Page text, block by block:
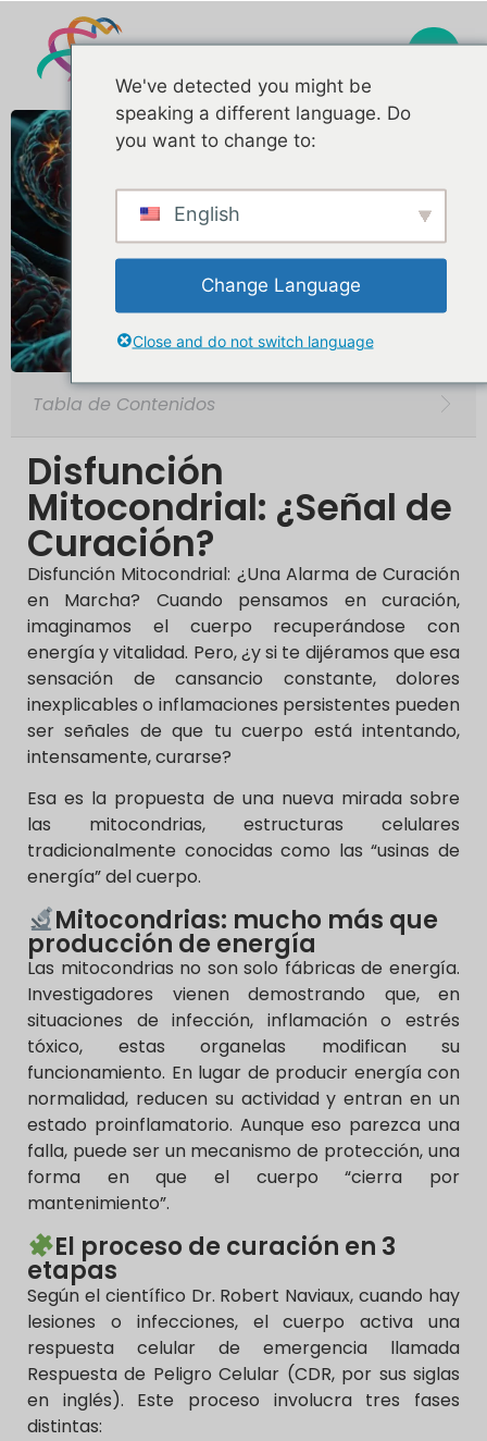
Tabla de Contenidos
Disfunción
Mitocondrial: ¿Señal de
Curación?
Disfunción Mitocondrial: ¿Una Alarma de Curación
en Marcha? Cuando pensamos en curación,
imaginamos el cuerpo recuperándose con
energía y vitalidad. Pero, ¿y si te dijéramos que esa
sensación de cansancio constante, dolores
inexplicables o inflamaciones persistentes pueden
ser señales de que tu cuerpo está intentando,
intensamente, curarse?
Esa es la propuesta de una nueva mirada sobre
las mitocondrias, estructuras celulares
tradicionalmente conocidas como las “usinas de
energía” del cuerpo.
Mitocondrias: mucho más que
producción de energía
Las mitocondrias no son solo fábricas de energía.
Investigadores vienen demostrando que, en
situaciones de infección, inflamación o estrés
tóxico, estas organelas modifican su
funcionamiento. En lugar de producir energía con
normalidad, reducen su actividad y entran en un
estado proinflamatorio. Aunque eso parezca una
falla, puede ser un mecanismo de protección, una
forma en que el cuerpo “cierra por
mantenimiento”.
El proceso de curación en 3
etapas
Según el científico Dr. Robert Naviaux, cuando hay
lesiones o infecciones, el cuerpo activa una
respuesta celular de emergencia llamada
Respuesta de Peligro Celular (CDR, por sus siglas
en inglés). Este proceso involucra tres fases
distintas:
We've detected you might be
speaking a different language. Do
you want to change to:
English
Change Language
Close and do not switch language